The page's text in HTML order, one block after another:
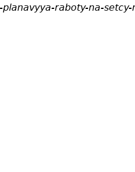
raboty-na-